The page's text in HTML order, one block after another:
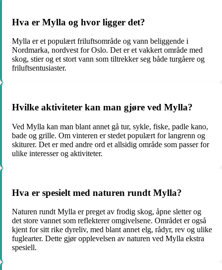
Hva er Mylla og hvor ligger det?
Mylla er et populært friluftsområde og vann beliggende i
Nordmarka, nordvest for Oslo. Det er et vakkert område med
skog, stier og et stort vann som tiltrekker seg både turgåere og
friluftsentusiaster.
Hvilke aktiviteter kan man gjøre ved Mylla?
Ved Mylla kan man blant annet gå tur, sykle, fiske, padle kano,
bade og grille. Om vinteren er stedet populært for langrenn og
skiturer. Det er med andre ord et allsidig område som passer for
ulike interesser og aktiviteter.
Hva er spesielt med naturen rundt Mylla?
Naturen rundt Mylla er preget av frodig skog, åpne sletter og
det store vannet som reflekterer omgivelsene. Området er også
kjent for sitt rike dyreliv, med blant annet elg, rådyr, rev og ulike
fuglearter. Dette gjør opplevelsen av naturen ved Mylla ekstra
spesiell.